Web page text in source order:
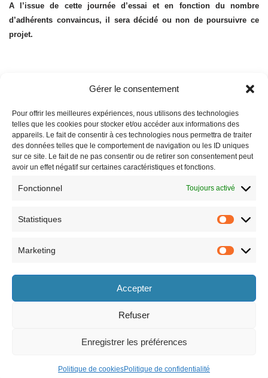
Gérer le consentement
Pour offrir les meilleures expériences, nous utilisons des technologies
telles que les cookies pour stocker et/ou accéder aux informations des
appareils. Le fait de consentir à ces technologies nous permettra de traiter
des données telles que le comportement de navigation ou les ID uniques
sur ce site. Le fait de ne pas consentir ou de retirer son consentement peut
avoir un effet négatif sur certaines caractéristiques et fonctions.
Fonctionnel Toujours activé
Statistiques
Marketing
Accepter
Refuser
Enregistrer les préférences
Politique de cookiesPolitique de confidentialité
A l’issue de cette journée d’essai et en fonction du nombre
d’adhérents convaincus, il sera décidé ou non de poursuivre ce
projet.
tenue de sport avec chaussures.
Horaires
le lundi 8h30-12h et 13h30-17h30,
le jeudi 8h30-12h et 13h30-17h30,
le vendredi 8h30-12h et 13h30-17h,